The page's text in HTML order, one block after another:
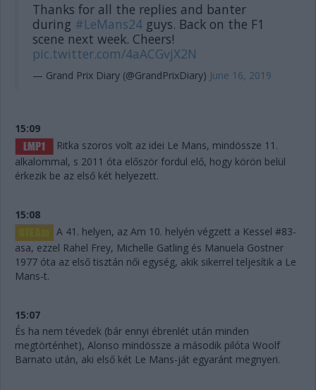
Thanks for all the replies and banter
during #LeMans24 guys. Back on the F1
scene next week. Cheers!
pic.twitter.com/4aACGvjX2N
— Grand Prix Diary (@GrandPrixDiary) June 16, 2019
15:09
Ritka szoros volt az idei Le Mans, mindössze 11.
alkalommal, s 2011 óta először fordul elő, hogy körön belül
érkezik be az első két helyezett.
15:08
A 41. helyen, az Am 10. helyén végzett a Kessel #83-
asa, ezzel Rahel Frey, Michelle Gatling és Manuela Gostner
1977 óta az első tisztán női egység, akik sikerrel teljesítik a Le
Mans-t.
15:07
És ha nem tévedek (bár ennyi ébrenlét után minden
megtörténhet), Alonso mindössze a második pilóta Woolf
Barnato után, aki első két Le Mans-ját egyaránt megnyeri.